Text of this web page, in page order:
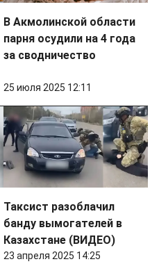
В Акмолинской области
парня осудили на 4 года
за сводничество
25 июля 2025 12:11
Таксист разоблачил
банду вымогателей в
Казахстане (ВИДЕО)
23 апреля 2025 14:25